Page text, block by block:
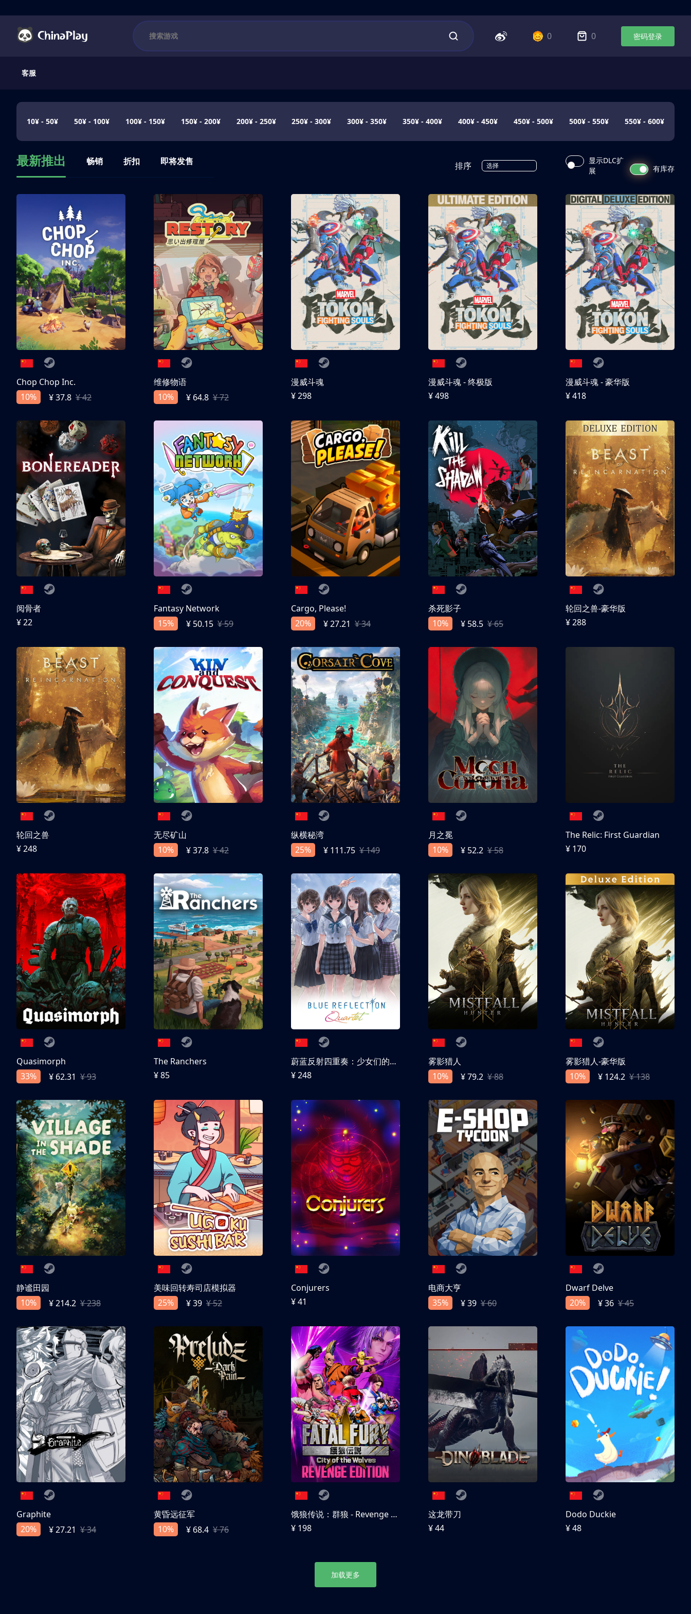
0 0 密码登录
客服
10¥ - 50¥ 50¥ - 100¥ 100¥ - 150¥ 150¥ - 200¥ 200¥ - 250¥ 250¥ - 300¥ 300¥ - 350¥ 350¥ - 400¥ 400¥ - 450¥ 450¥ - 500¥ 500¥ - 550¥ 550¥ - 600¥
最新推出 畅销 折扣 即将发售 排序 选择
显示DLC扩
展
有库存
Chop Chop Inc.
10%
¥ 37.8 ¥ 42
维修物语
10%
¥ 64.8 ¥ 72
漫威斗魂
¥ 298
漫威斗魂 - 终极版
¥ 498
漫威斗魂 - 豪华版
¥ 418
阅骨者
¥ 22
Fantasy Network
15%
¥ 50.15 ¥ 59
Cargo, Please!
20%
¥ 27.21 ¥ 34
杀死影子
10%
¥ 58.5 ¥ 65
轮回之兽-豪华版
¥ 288
轮回之兽
¥ 248
无尽矿山
10%
¥ 37.8 ¥ 42
纵横秘湾
25%
¥ 111.75 ¥ 149
月之冕
10%
¥ 52.2 ¥ 58
The Relic: First Guardian
¥ 170
Quasimorph
33%
¥ 62.31 ¥ 93
The Ranchers
¥ 85
蔚蓝反射四重奏：少女们的奇迹
¥ 248
雾影猎人
10%
¥ 79.2 ¥ 88
雾影猎人-豪华版
10%
¥ 124.2 ¥ 138
静谧田园
10%
¥ 214.2 ¥ 238
美味回转寿司店模拟器
25%
¥ 39 ¥ 52
Conjurers
¥ 41
电商大亨
35%
¥ 39 ¥ 60
Dwarf Delve
20%
¥ 36 ¥ 45
Graphite
20%
¥ 27.21 ¥ 34
黄昏远征军
10%
¥ 68.4 ¥ 76
饿狼传说：群狼 - Revenge Edition
¥ 198
这龙带刀
¥ 44
Dodo Duckie
¥ 48
加载更多